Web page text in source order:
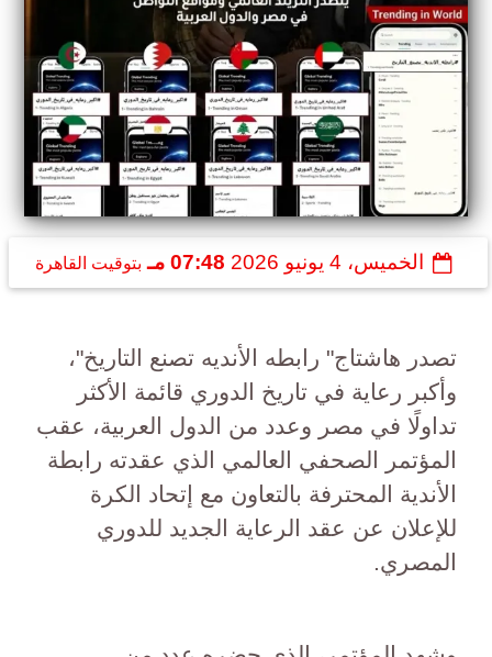
الخميس، 4 يونيو 2026 07:48 مـ بتوقيت القاهرة
تصدر هاشتاج" رابطه الأنديه تصنع التاريخ"،
وأكبر رعاية في تاريخ الدوري قائمة الأكثر
تداولًا في مصر وعدد من الدول العربية، عقب
المؤتمر الصحفي العالمي الذي عقدته رابطة
الأندية المحترفة بالتعاون مع إتحاد الكرة
للإعلان عن عقد الرعاية الجديد للدوري
المصري.